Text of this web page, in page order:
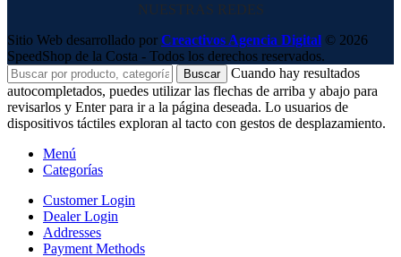
NUESTRAS REDES
Sitio Web desarrollado por Creactivos Agencia Digital © 2026
SpeedShop de la Costa - Todos los derechos reservados.
Buscar
Cuando hay resultados
autocompletados, puedes utilizar las flechas de arriba y abajo para
revisarlos y Enter para ir a la página deseada. Lo usuarios de
dispositivos táctiles exploran al tacto con gestos de desplazamiento.
Menú
Categorías
Customer Login
Dealer Login
Addresses
Payment Methods